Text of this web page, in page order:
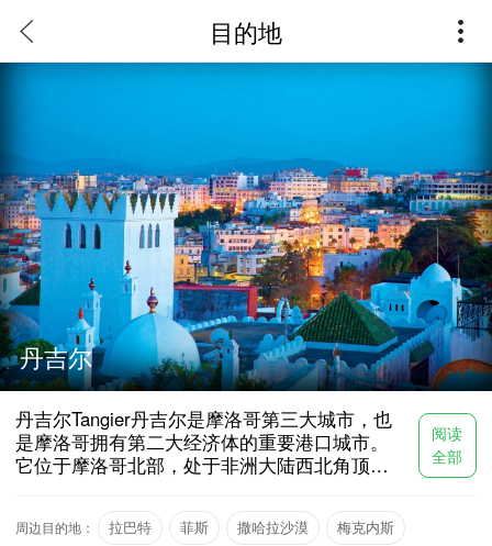
目的地
丹吉尔
丹吉尔Tangier丹吉尔是摩洛哥第三大城市，也
是摩洛哥拥有第二大经济体的重要港口城市。
它位于摩洛哥北部，处于非洲大陆西北角顶端
丹吉尔自古以来成为兵家必争的战略…
阅读
全部
周边目的地： 拉巴特 菲斯 撒哈拉沙漠
梅克内斯
丹吉尔 Tangier
丹吉尔是摩洛哥第三大城市，也是摩洛哥拥有第二大经济体
的重要港口城市。它位于摩洛哥北部，处于非洲大陆西北角
顶端大西洋与地中海的交汇处。特殊的地理位置使丹吉尔自
古以来成为兵家必争的战略重地，尤其到了近代航海时期，
欧洲各大强国频繁侵略与占领这座滨海要塞和贸易枢纽。直
到现在，任何从大西洋进出地中海的商贸船只均需经停丹吉
尔大港。在此乘坐渡轮半小时，还可以直接到达直布罗陀海
峡对岸的西班牙。
丹吉尔拥有丰富的文化遗产与独特的自然景观。古老的丹吉
尔城堡见证了这座城市的悠久历史，麦地那保留了阿拉伯传
统特色，而航海时期的冲击又为这座城市带来了多样的欧洲
文化元素。在斯帕特尔海角，左手大西洋、右手地中海的分
界景观独一无二。而当天气晴好时，站在丹吉尔海岸线上，